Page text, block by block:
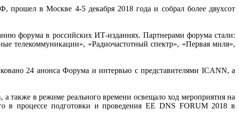
в Москве 4-5 декабря 2018 года и собрал более двухсот
форума в российских ИТ-изданиях. Партнерами форума стали:
телекоммуникации», «Радиочастотный спектр», «Первая миля»,
24 анонса Форума и интервью с представителями ICANN, а
также в режиме реального времени освещало ход мероприятия на
в процессе подготовки и проведения EE DNS FORUM 2018 в